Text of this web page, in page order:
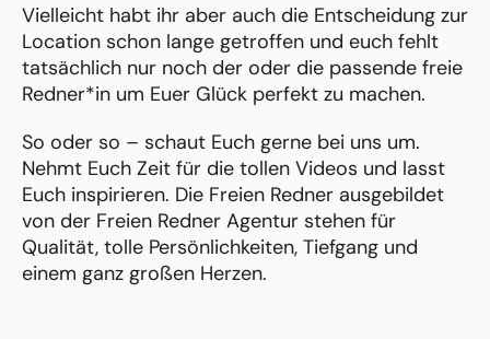
Vielleicht habt ihr aber auch die Entscheidung zur
Location schon lange getroffen und euch fehlt
tatsächlich nur noch der oder die passende freie
Redner*in um Euer Glück perfekt zu machen.
So oder so – schaut Euch gerne bei uns um.
Nehmt Euch Zeit für die tollen Videos und lasst
Euch inspirieren. Die Freien Redner ausgebildet
von der Freien Redner Agentur stehen für
Qualität, tolle Persönlichkeiten, Tiefgang und
einem ganz großen Herzen.